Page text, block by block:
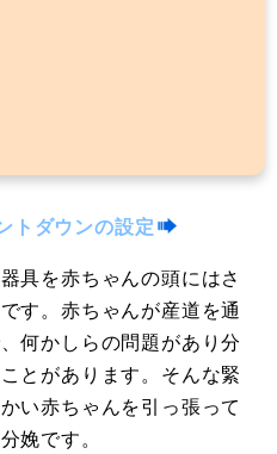
トダウンの設定
具を赤ちゃんの頭にはさ
す。赤ちゃんが産道を通
何かしらの問題があり分
とがあります。そんな緊
い赤ちゃんを引っ張って
娩です。